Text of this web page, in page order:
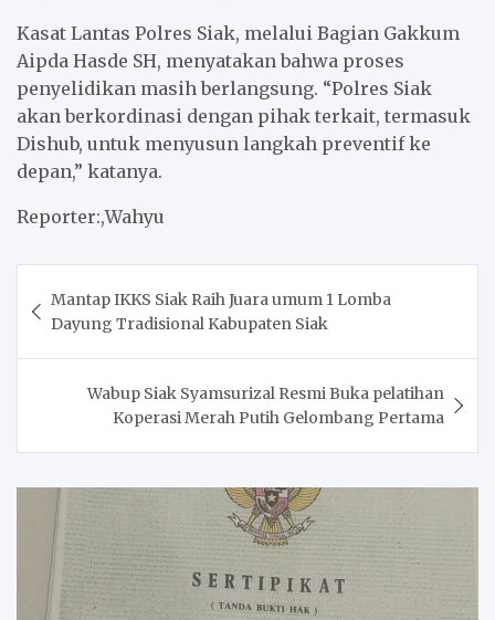
Kasat Lantas Polres Siak, melalui Bagian Gakkum
Aipda Hasde SH, menyatakan bahwa proses
penyelidikan masih berlangsung. “Polres Siak
akan berkordinasi dengan pihak terkait, termasuk
Dishub, untuk menyusun langkah preventif ke
depan,” katanya.
Reporter:,Wahyu
navigation
Mantap IKKS Siak Raih Juara umum 1 Lomba
Dayung Tradisional Kabupaten Siak
Wabup Siak Syamsurizal Resmi Buka pelatihan
Koperasi Merah Putih Gelombang Pertama